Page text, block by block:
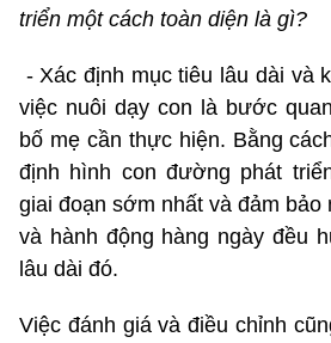
triển một cách toàn diện là gì?
- Xác định mục tiêu lâu dài và
việc nuôi dạy con là bước
bố mẹ cần thực hiện. Bằng
định hình con đường phát
giai đoạn sớm nhất và đảm bảo
và hành động hàng ngày đều
lâu dài đó.
Việc đánh giá và điều chỉnh